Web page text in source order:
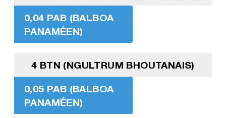
0,04 PAB (BALBOA
PANAMÉEN)
4 BTN (NGULTRUM BHOUTANAIS)
0,05 PAB (BALBOA
PANAMÉEN)